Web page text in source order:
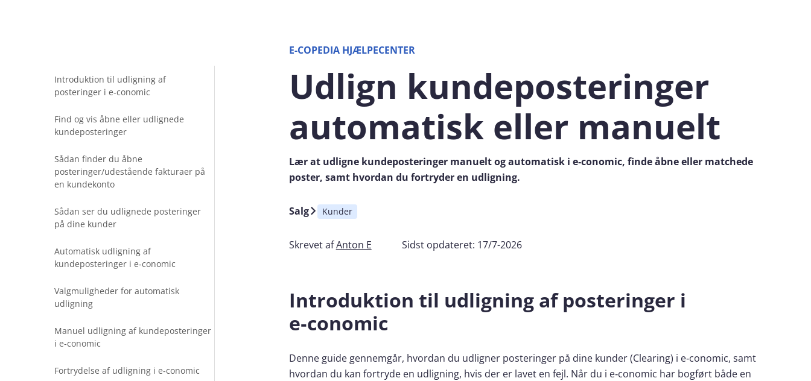
Introduktion til udligning af
posteringer i e‑conomic
Find og vis åbne eller udlignede
kundeposteringer
Sådan finder du åbne
posteringer/udestående fakturaer på
en kundekonto
Sådan ser du udlignede posteringer
på dine kunder
Automatisk udligning af
kundeposteringer i e‑conomic
Valgmuligheder for automatisk
udligning
Manuel udligning af kundeposteringer
i e‑conomic
Fortrydelse af udligning i e‑conomic
E-COPEDIA HJÆLPECENTER
Udlign kundeposteringer
automatisk eller manuelt
Lær at udligne kundeposteringer manuelt og automatisk i e‑conomic, finde åbne eller matchede
poster, samt hvordan du fortryder en udligning.
Salg Kunder
Sidst opdateret: 17/7-2026
Skrevet afAnton E
Introduktion til udligning af posteringer i
e‑conomic
Denne guide gennemgår, hvordan du udligner posteringer på dine kunder (Clearing) i e‑conomic, samt
hvordan du kan fortryde en udligning, hvis der er lavet en fejl. Når du i e‑conomic har bogført både en